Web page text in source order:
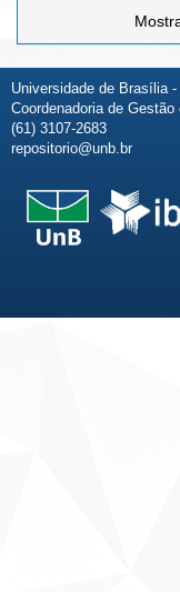
Universidade de Brasília
Coordenadoria de
(61) 3107-2683
repositorio@unb.br